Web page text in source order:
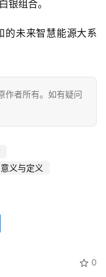
银组合。
的未来智慧能源大系
作者所有。如有疑问
义与定义
0